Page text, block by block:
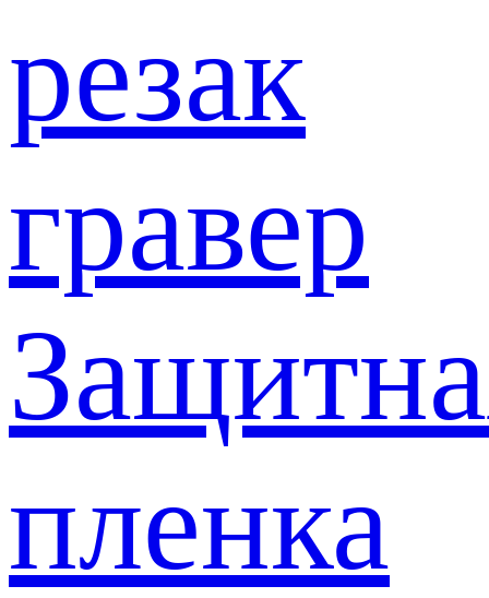
резак
гравер
пленка